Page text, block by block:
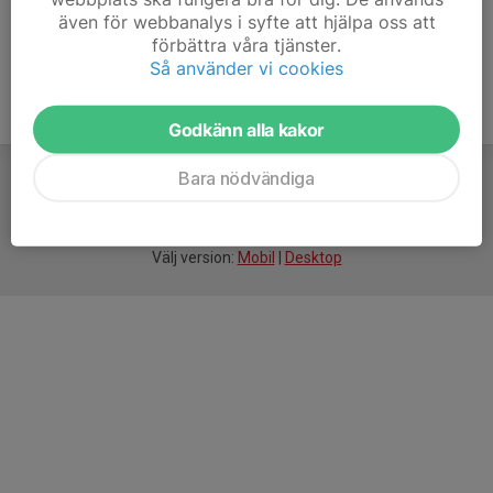
Välj version: Mobil Desktop
även för webbanalys i syfte att hjälpa oss att
förbättra våra tjänster.
Så använder vi cookies
Godkänn alla kakor
Bara nödvändiga